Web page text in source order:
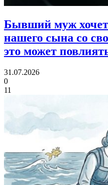
Бывший муж
нашего сына со
это может
31.07.2026
0
11